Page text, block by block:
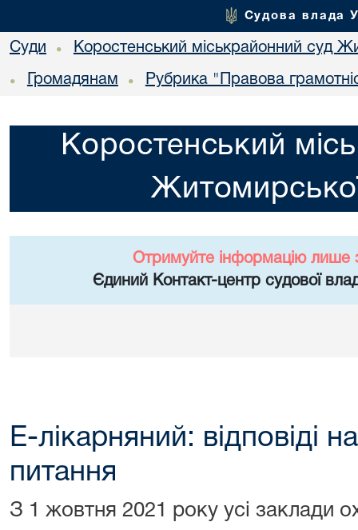
Судова влада
Суди • Коростенський міськрайонний суд
• Громадянам • Рубрика "Правова
Коростенський
Отримуйте інформацію лише
Єдиний Контакт-центр судової
Е-лікарняний: відповіді
питання
З 1 жовтня 2021 року усі заклади